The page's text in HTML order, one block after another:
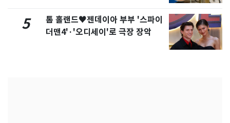
5
톰 홀랜드♥젠데이아 부부 '스파이
더맨4'·'오디세이'로 극장 장악